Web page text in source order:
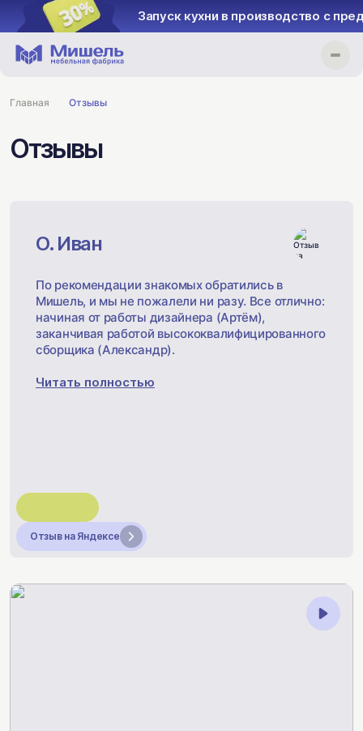
Запуск кухни в производство с
Главная Отзывы
Отзывы
О. Иван
По рекомендации знакомых обратились в
Мишель, и мы не пожалели ни разу. Все отлично:
начиная от работы дизайнера (Артём),
заканчивая работой высококвалифицированного
сборщика (Александр).
Читать полностью
Отзыв на Яндексе